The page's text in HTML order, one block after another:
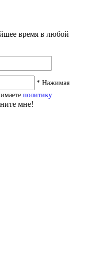
время в любой
* Нажимая
политику
мне!